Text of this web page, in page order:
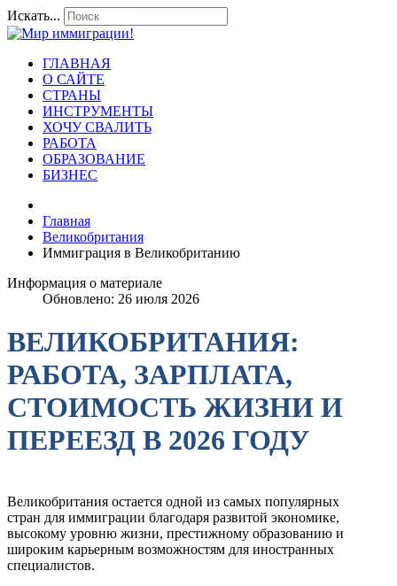
Искать...
ГЛАВНАЯ
О САЙТЕ
СТРАНЫ
ИНСТРУМЕНТЫ
ХОЧУ СВАЛИТЬ
РАБОТА
ОБРАЗОВАНИЕ
БИЗНЕС
Главная
Великобритания
Иммиграция в Великобританию
Информация о материале
Обновлено: 26 июля 2026
ВЕЛИКОБРИТАНИЯ:
РАБОТА, ЗАРПЛАТА,
СТОИМОСТЬ ЖИЗНИ И
ПЕРЕЕЗД В 2026 ГОДУ
Великобритания остается одной из самых популярных
стран для иммиграции благодаря развитой экономике,
высокому уровню жизни, престижному образованию и
широким карьерным возможностям для иностранных
специалистов.